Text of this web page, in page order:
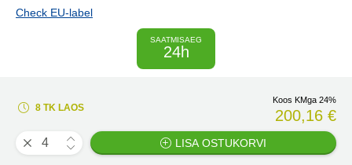
Check EU-label
SAATMISAEG
24h
8 TK LAOS
Koos KMga 24%
200,16 €
LISA OSTUKORVI